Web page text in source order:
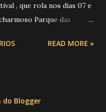
, que rola nos dias 07 e
Parque das
ATRAÇÕES DE
artesanais, aquele
READ MORE »
do Blogger